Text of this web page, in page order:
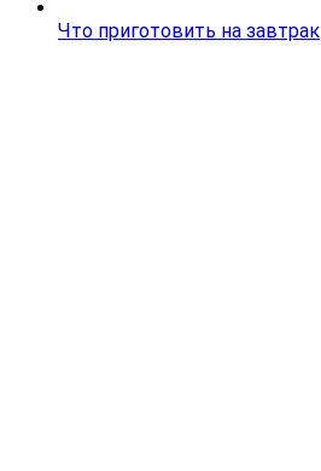
Что приготовить на завтрак